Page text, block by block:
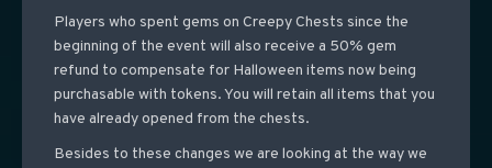
Players who spent gems on Creepy Chests since the
beginning of the event will also receive a 50% gem
refund to compensate for Halloween items now being
purchasable with tokens. You will retain all items that you
have already opened from the chests.
Besides to these changes we are looking at the way we